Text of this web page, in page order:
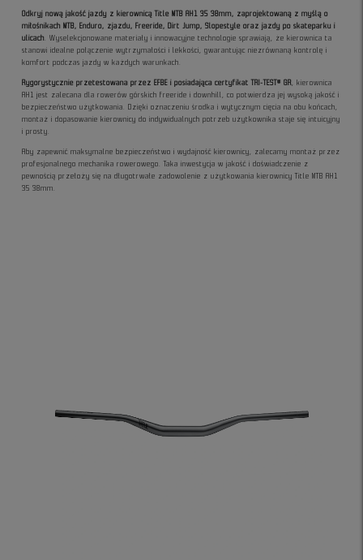
Odkryj nową jakość jazdy z kierownicą Title MTB AH1 35 38mm, zaprojektowaną z myślą o
miłośnikach MTB, Enduro, zjazdu, Freeride, Dirt Jump, Slopestyle oraz jazdy po skateparku i
ulicach. Wyselekcjonowane materiały i innowacyjne technologie sprawiają, że kierownica ta
stanowi idealne połączenie wytrzymałości i lekkości, gwarantując niezrównaną kontrolę i
komfort podczas jazdy w każdych warunkach.
Rygorystycznie przetestowana przez EFBE i posiadająca certyfikat TRI-TEST® GR, kierownica
AH1 jest zalecana dla rowerów górskich freeride i downhill, co potwierdza jej wysoką jakość i
bezpieczeństwo użytkowania. Dzięki oznaczeniu środka i wytycznym cięcia na obu końcach,
montaż i dopasowanie kierownicy do indywidualnych potrzeb użytkownika staje się intuicyjny
i prosty.
Aby zapewnić maksymalne bezpieczeństwo i wydajność kierownicy, zalecamy montaż przez
profesjonalnego mechanika rowerowego. Taka inwestycja w jakość i doświadczenie z
pewnością przełoży się na długotrwałe zadowolenie z użytkowania kierownicy Title MTB AH1
35 38mm.